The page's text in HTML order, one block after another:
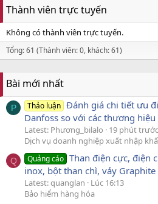
Thành viên trực tuyến
Không có thành viên trực tuyến.
Tổng: 61 (Thành viên: 0, khách: 61)
Bài mới nhất
P Thảo luận Đánh giá chi tiết ưu
Danfoss so với các thương hiệu
Latest: Phương_bilalo
19 phút trước
Dịch vụ doanh nghiệp xuất nhập
Q Quảng cáo Than điện cực, điện
inox, bột than chì, vảy Graphite
Latest: quanglan
Lúc 16:13
Bảo hiểm hàng hóa